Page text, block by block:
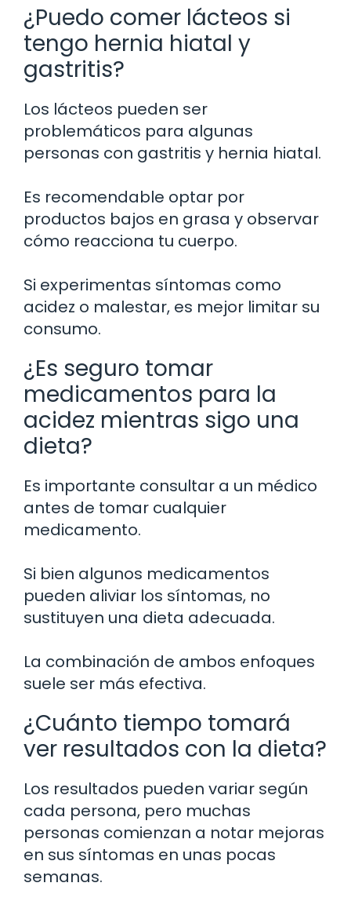
¿Puedo comer lácteos si
tengo hernia hiatal y
gastritis?
Los lácteos pueden ser
problemáticos para algunas
personas con gastritis y hernia hiatal.
Es recomendable optar por
productos bajos en grasa y observar
cómo reacciona tu cuerpo.
Si experimentas síntomas como
acidez o malestar, es mejor limitar su
consumo.
¿Es seguro tomar
medicamentos para la
acidez mientras sigo una
dieta?
Es importante consultar a un médico
antes de tomar cualquier
medicamento.
Si bien algunos medicamentos
pueden aliviar los síntomas, no
sustituyen una dieta adecuada.
La combinación de ambos enfoques
suele ser más efectiva.
¿Cuánto tiempo tomará
ver resultados con la dieta?
Los resultados pueden variar según
cada persona, pero muchas
personas comienzan a notar mejoras
en sus síntomas en unas pocas
semanas.